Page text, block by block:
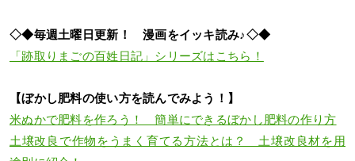
◇◆毎週土曜日更新！ 漫画をイッキ読み♪◇◆
「跡取りまごの百姓日記」シリーズはこちら！
【ぼかし肥料の使い方を読んでみよう！】
米ぬかで肥料を作ろう！ 簡単にできるぼかし肥料の作り方
土壌改良で作物をうまく育てる方法とは？ 土壌改良材を用